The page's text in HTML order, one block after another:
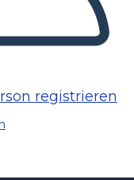
registrieren